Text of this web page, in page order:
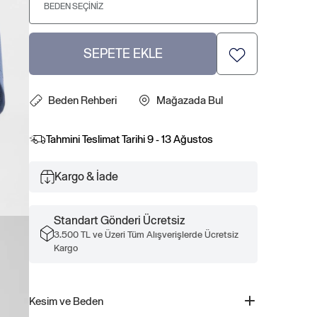
BEDEN SEÇINIZ
SEPETE EKLE
Beden Rehberi Mağazada Bul
Tahmini Teslimat Tarihi9 - 13 Ağustos
Kargo & İade
Standart Gönderi Ücretsiz
3.500 TL ve Üzeri Tüm Alışverişlerde Ücretsiz
Kargo
Kesim ve Beden